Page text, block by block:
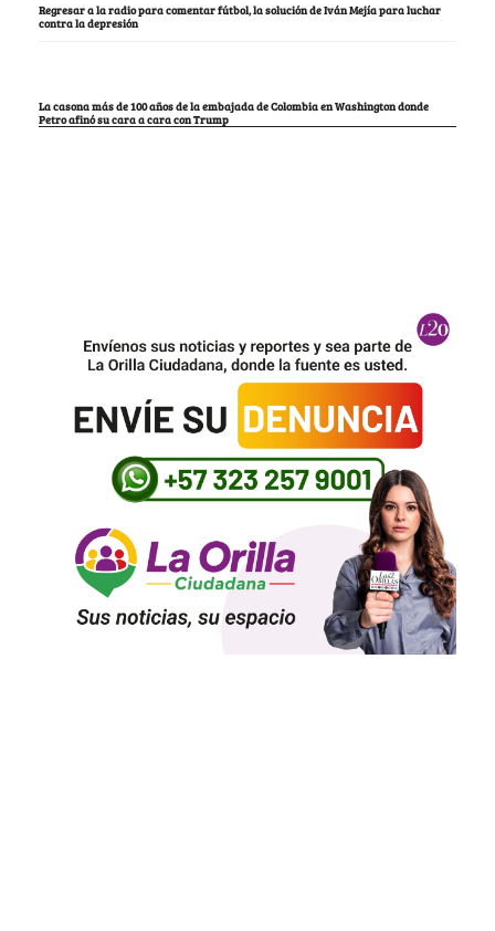
Regresar a la radio para comentar fútbol, la solución de Iván Mejía para luchar
contra la depresión
La casona más de 100 años de la embajada de Colombia en Washington donde
Petro afinó su cara a cara con Trump